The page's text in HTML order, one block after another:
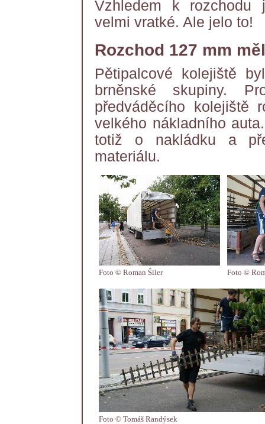
Vzhledem k rozchodu
velmi vratké. Ale jelo to!
Rozchod 127 mm
Pětipalcové kolejiště
brněnské skupiny.
předváděcího kolejiště
velkého nákladního
totiž o nakládku a
materiálu.
Foto © Roman Šiler Foto ©
Foto © Tomáš Randýsek